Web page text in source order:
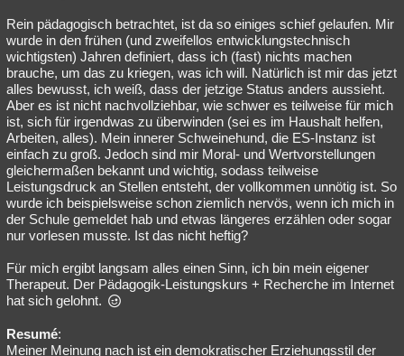
Rein pädagogisch betrachtet, ist da so einiges schief gelaufen. Mir
wurde in den frühen (und zweifellos entwicklungstechnisch
wichtigsten) Jahren definiert, dass ich (fast) nichts machen
brauche, um das zu kriegen, was ich will. Natürlich ist mir das jetzt
alles bewusst, ich weiß, dass der jetzige Status anders aussieht.
Aber es ist nicht nachvollziehbar, wie schwer es teilweise für mich
ist, sich für irgendwas zu überwinden (sei es im Haushalt helfen,
Arbeiten, alles). Mein innerer Schweinehund, die ES-Instanz ist
einfach zu groß. Jedoch sind mir Moral- und Wertvorstellungen
gleichermaßen bekannt und wichtig, sodass teilweise
Leistungsdruck an Stellen entsteht, der vollkommen unnötig ist. So
wurde ich beispielsweise schon ziemlich nervös, wenn ich mich in
der Schule gemeldet hab und etwas längeres erzählen oder sogar
nur vorlesen musste. Ist das nicht heftig?
Für mich ergibt langsam alles einen Sinn, ich bin mein eigener
Therapeut. Der Pädagogik-Leistungskurs + Recherche im Internet
hat sich gelohnt.
Resumé:
Meiner Meinung nach ist ein demokratischer Erziehungsstil der